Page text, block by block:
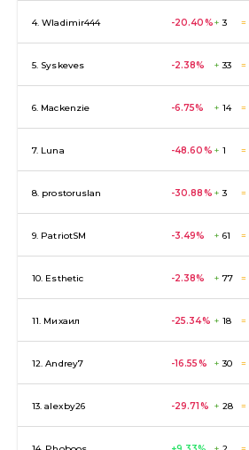
4.Wladimir444 -20.40%+ 3 =
5. Syskeves -2.38% + 33 =
6. Mackenzie -6.75% + 14 =
7. Luna -48.60% + 1 =
8. prostoruslan -30.88% + 3 =
9. PatriotSM -3.49% + 61 =
10. Esthetic -2.38% + 77 =
11. Михаил -25.34% + 18 =
12.Andrey7 -16.55% + 30 =
13.alexby26 -29.71% + 28 =